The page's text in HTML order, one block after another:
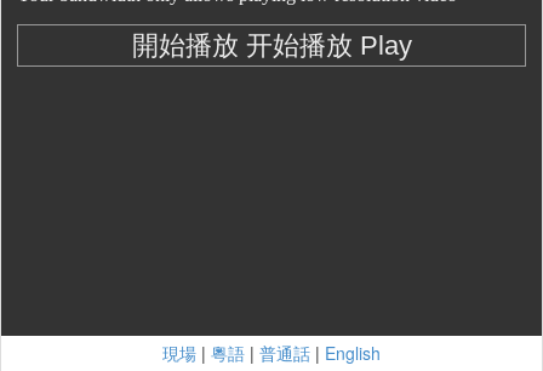
現場 | 粵語 | 普通話 | English